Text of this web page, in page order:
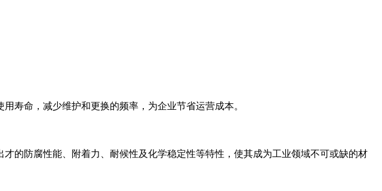
命，减少维护和更换的频率，为企业节省运营成本。
防腐性能、附着力、耐候性及化学稳定性等特性，使其成为工业领域不可或缺的材